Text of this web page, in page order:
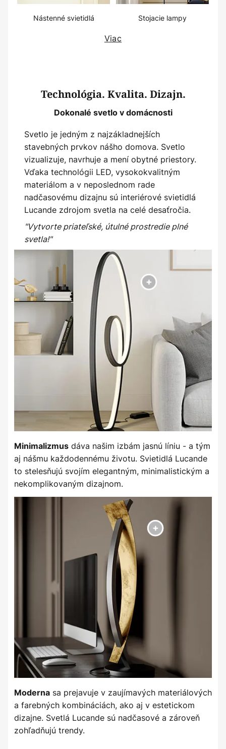
Nástenné svietidlá Stojacie lampy
Viac
Technológia. Kvalita. Dizajn.
Dokonalé svetlo v domácnosti
Svetlo je jedným z najzákladnejších
stavebných prvkov nášho domova. Svetlo
vizualizuje, navrhuje a mení obytné priestory.
Vďaka technológii LED, vysokokvalitným
materiálom a v neposlednom rade
nadčasovému dizajnu sú interiérové svietidlá
Lucande zdrojom svetla na celé desaťročia.
"Vytvorte priateľské, útulné prostredie plné
svetla!"
Minimalizmus dáva našim izbám jasnú líniu - a tým
aj nášmu každodennému životu. Svietidlá Lucande
to stelesňujú svojím elegantným, minimalistickým a
nekomplikovaným dizajnom.
Moderna sa prejavuje v zaujímavých materiálových
a farebných kombináciách, ako aj v estetickom
dizajne. Svetlá Lucande sú nadčasové a zároveň
zohľadňujú trendy.